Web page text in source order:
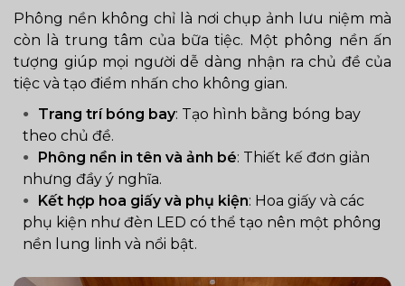
Phông nền không chỉ là nơi chụp ảnh lưu niệm mà
còn là trung tâm của bữa tiệc. Một phông nền ấn
tượng giúp mọi người dễ dàng nhận ra chủ đề của
tiệc và tạo điểm nhấn cho không gian.
Trang trí bóng bay: Tạo hình bằng bóng bay
theo chủ đề.
Phông nền in tên và ảnh bé: Thiết kế đơn giản
nhưng đầy ý nghĩa.
Kết hợp hoa giấy và phụ kiện: Hoa giấy và các
phụ kiện như đèn LED có thể tạo nên một phông
nền lung linh và nổi bật.